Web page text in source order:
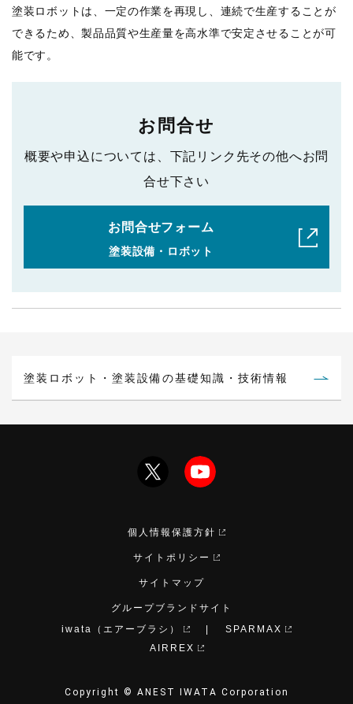
塗装ロボットは、一定の作業を再現し、連続で生産することが
できるため、製品品質や生産量を高水準で安定させることが可
能です。
お問合せ
概要や申込については、下記リンク先その他へお問
合せ下さい
お問合せフォーム
塗装設備・ロボット
塗装ロボット・塗装設備の基礎知識・技術情報
個人情報保護方針
サイトポリシー
サイトマップ
グループブランドサイト
iwata（エアーブラシ）
SPARMAX
AIRREX
Copyright © ANEST IWATA Corporation